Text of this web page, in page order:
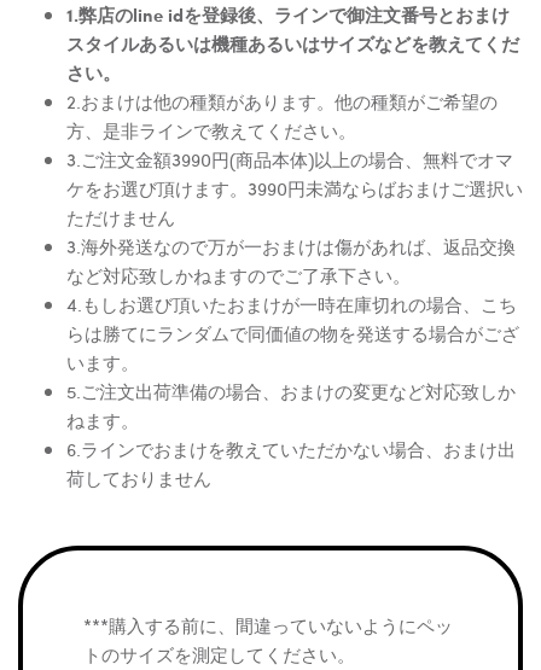
1.弊店のline idを登録後、ラインで御注文番号とおまけ
スタイルあるいは機種あるいはサイズなどを教えてくだ
さい。
2.おまけは他の種類があります。他の種類がご希望の
方、是非ラインで教えてください。
3.ご注文金額3990円(商品本体)以上の場合、無料でオマ
ケをお選び頂けます。3990円未満ならばおまけご選択い
ただけません
3.海外発送なので万が一おまけは傷があれば、返品交換
など対応致しかねますのでご了承下さい。
4.もしお選び頂いたおまけが一時在庫切れの場合、こち
らは勝てにランダムで同価値の物を発送する場合がござ
います。
5.ご注文出荷準備の場合、おまけの変更など対応致しか
ねます。
6.ラインでおまけを教えていただかない場合、おまけ出
荷しておりません
***購入する前に、間違っていないようにペッ
トのサイズを測定してください。